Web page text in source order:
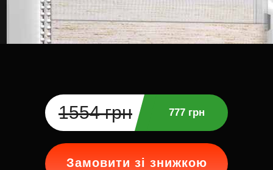
1554 грн 777 грн
Замовити зі знижкою